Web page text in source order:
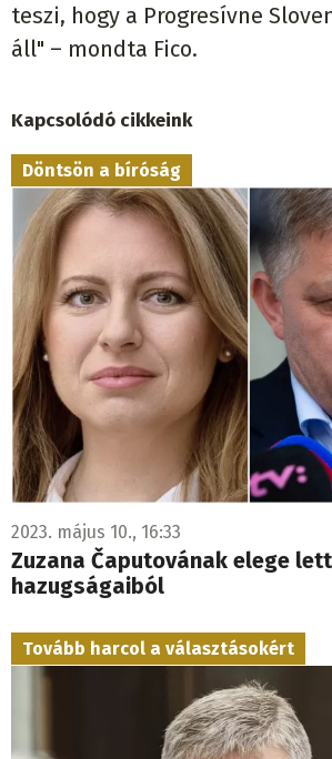
teszi, hogy a Progresívne
áll" – mondta Fico.
Kapcsolódó cikkeink
Döntsön a bíróság
2023. május 10., 16:33
Zuzana Čaputovának elege
hazugságaiból
Tovább harcol a választásokért